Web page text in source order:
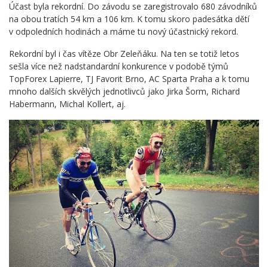
Účast byla rekordní. Do závodu se zaregistrovalo 680 závodníků
na obou tratích 54 km a 106 km. K tomu skoro padesátka dětí
v odpoledních hodinách a máme tu nový účastnický rekord.
Rekordní byl i čas vítěze Obr Zeleňáku. Na ten se totiž letos
sešla více než nadstandardní konkurence v podobě týmů
TopForex Lapierre, TJ Favorit Brno, AC Sparta Praha a k tomu
mnoho dalších skvělých jednotlivců jako Jirka Šorm, Richard
Habermann, Michal Kollert, aj.